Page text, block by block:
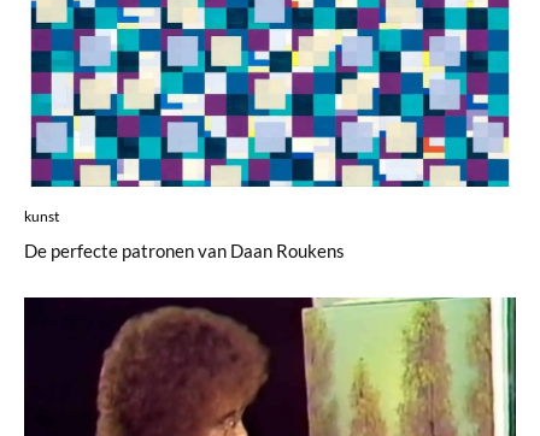
kunst
De perfecte patronen van Daan Roukens